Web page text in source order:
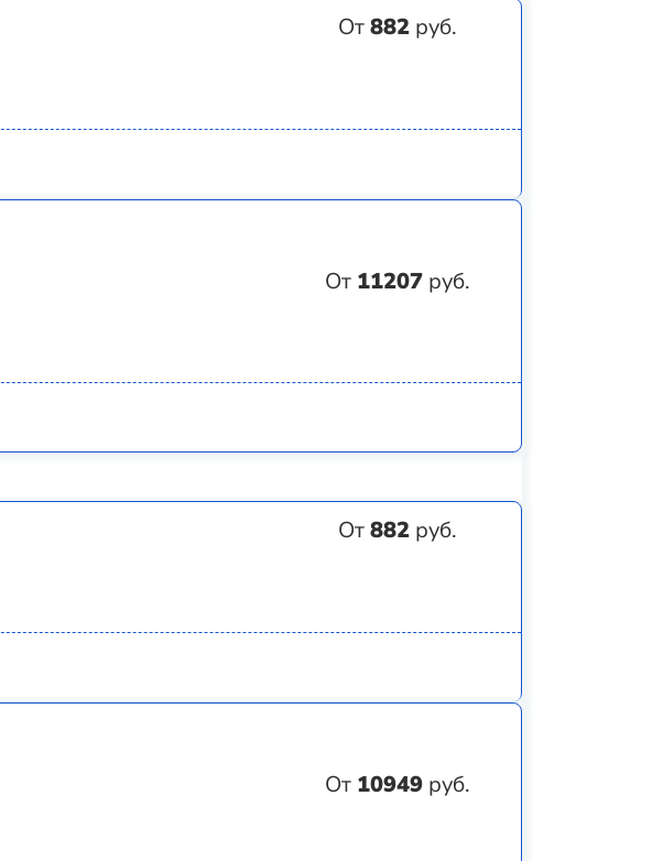
От882 руб.
От 11207 руб.
От882 руб.
От 10949 руб.